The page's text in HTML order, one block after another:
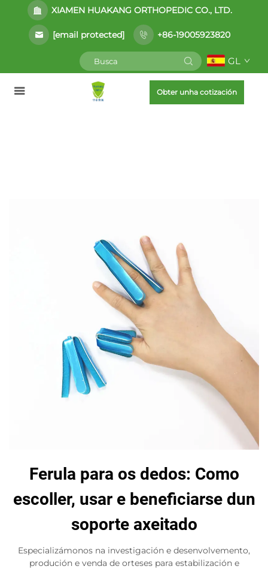
XIAMEN HUAKANG ORTHOPEDIC CO., LTD.
[email protected] +86-19005923820
GL
Obter unha cotización
Ferula para os dedos: Como
escoller, usar e beneficiarse dun
soporte axeitado
Especializámonos na investigación e desenvolvemento,
produción e venda de orteses para estabilización e